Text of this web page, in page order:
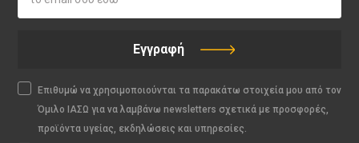
Εγγραφή
Επιθυμώ να χρησιμοποιούνται τα παρακάτω στοιχεία μου από τον
Όμιλο ΙΑΣΩ για να λαμβάνω newsletters σχετικά με προσφορές,
προϊόντα υγείας, εκδηλώσεις και υπηρεσίες.